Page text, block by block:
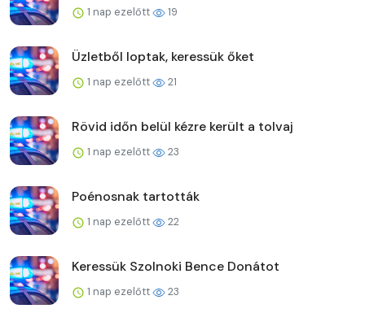
1 nap ezelőtt 19
Üzletből loptak, keressük őket
1 nap ezelőtt 21
Rövid időn belül kézre került a tolvaj
1 nap ezelőtt 23
Poénosnak tartották
1 nap ezelőtt 22
Keressük Szolnoki Bence Donátot
1 nap ezelőtt 23